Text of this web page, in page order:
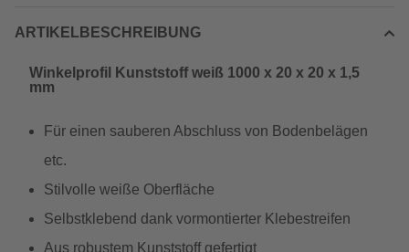
ARTIKELBESCHREIBUNG
Winkelprofil Kunststoff weiß 1000 x 20 x 20 x 1,5
mm
Für einen sauberen Abschluss von Bodenbelägen
etc.
Stilvolle weiße Oberfläche
Selbstklebend dank vormontierter Klebestreifen
Aus robustem Kunststoff gefertigt